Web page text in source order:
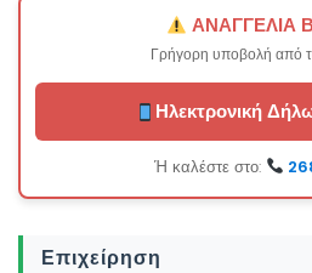
ΑΝΑΓΓΕΛΙΑ
Γρήγορη υποβολή από
Ηλεκτρονική
Ή καλέστε στο:
Επιχείρηση